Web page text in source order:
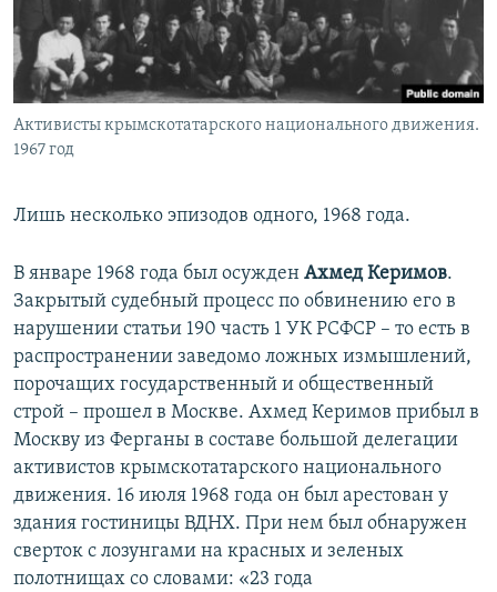
Активисты крымскотатарского национального движения.
1967 год
Лишь несколько эпизодов одного, 1968 года.
В январе 1968 года был осужден Ахмед Керимов.
Закрытый судебный процесс по обвинению его в
нарушении статьи 190 часть 1 УК РСФСР – то есть в
распространении заведомо ложных измышлений,
порочащих государственный и общественный
строй – прошел в Москве. Ахмед Керимов прибыл в
Москву из Ферганы в составе большой делегации
активистов крымскотатарского национального
движения. 16 июля 1968 года он был арестован у
здания гостиницы ВДНХ. При нем был обнаружен
сверток с лозунгами на красных и зеленых
полотнищах со словами: «23 года